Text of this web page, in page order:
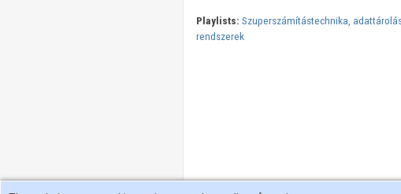
Playlists: Szuperszámítástechnika,
rendszerek